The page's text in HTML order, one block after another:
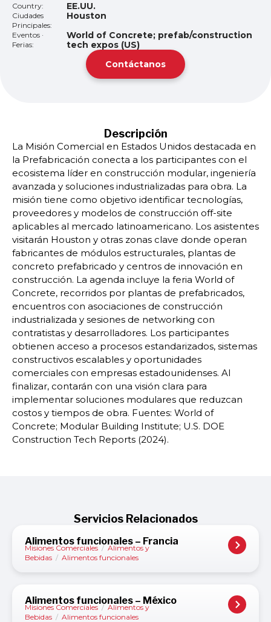
Country: EE.UU.
Ciudades
Principales:
Houston
Eventos ·
Ferias:
World of Concrete; prefab/construction
tech expos (US)
Contáctanos
Descripción
La Misión Comercial en Estados Unidos destacada en
la Prefabricación conecta a los participantes con el
ecosistema líder en construcción modular, ingeniería
avanzada y soluciones industrializadas para obra. La
misión tiene como objetivo identificar tecnologías,
proveedores y modelos de construcción off-site
aplicables al mercado latinoamericano. Los asistentes
visitarán Houston y otras zonas clave donde operan
fabricantes de módulos estructurales, plantas de
concreto prefabricado y centros de innovación en
construcción. La agenda incluye la feria World of
Concrete, recorridos por plantas de prefabricados,
encuentros con asociaciones de construcción
industrializada y sesiones de networking con
contratistas y desarrolladores. Los participantes
obtienen acceso a procesos estandarizados, sistemas
constructivos escalables y oportunidades
comerciales con empresas estadounidenses. Al
finalizar, contarán con una visión clara para
implementar soluciones modulares que reduzcan
costos y tiempos de obra. Fuentes: World of
Concrete; Modular Building Institute; U.S. DOE
Construction Tech Reports (2024).
Servicios Relacionados
Alimentos funcionales – Francia
Misiones Comerciales / Alimentos y
Bebidas / Alimentos funcionales
Alimentos funcionales – México
Misiones Comerciales / Alimentos y
Bebidas / Alimentos funcionales